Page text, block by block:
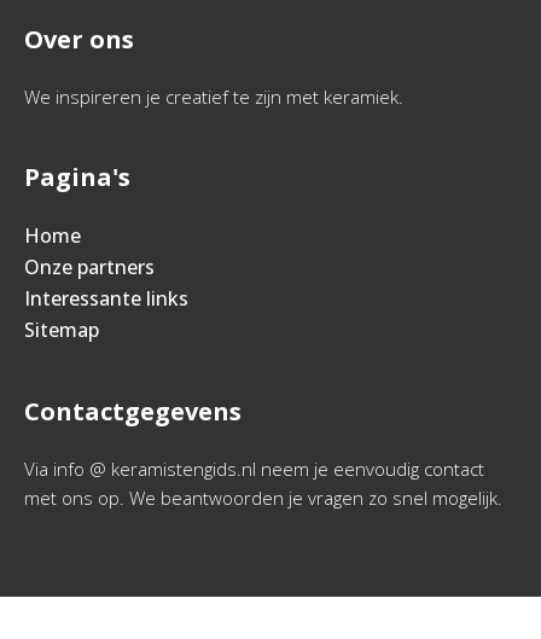
Over ons
We inspireren je creatief te zijn met keramiek.
Pagina's
Home
Onze partners
Interessante links
Sitemap
Contactgegevens
Via info @ keramistengids.nl neem je eenvoudig contact
met ons op. We beantwoorden je vragen zo snel mogelijk.